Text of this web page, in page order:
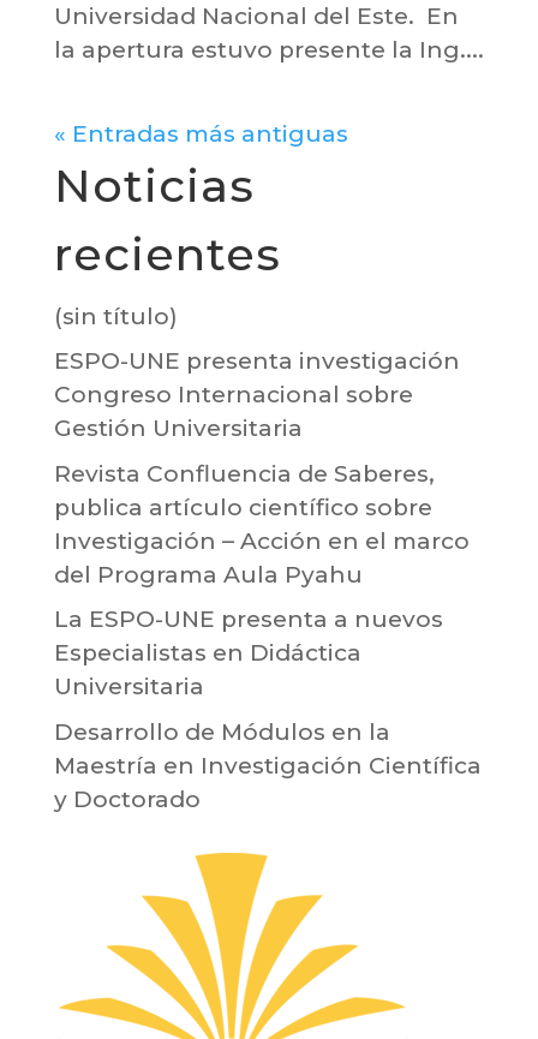
Universidad Nacional del Este. En
la apertura estuvo presente la Ing....
« Entradas más antiguas
Noticias
recientes
(sin título)
ESPO-UNE presenta investigación
Congreso Internacional sobre
Gestión Universitaria
Revista Confluencia de Saberes,
publica artículo científico sobre
Investigación – Acción en el marco
del Programa Aula Pyahu
La ESPO-UNE presenta a nuevos
Especialistas en Didáctica
Universitaria
Desarrollo de Módulos en la
Maestría en Investigación Científica
y Doctorado